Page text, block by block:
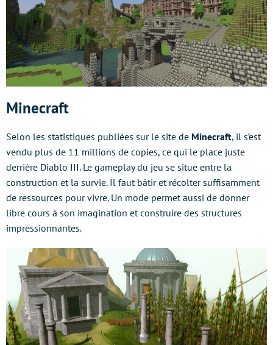
Minecraft
Selon les statistiques publiées sur le site de Minecraft, il s’est
vendu plus de 11 millions de copies, ce qui le place juste
derrière Diablo III. Le gameplay du jeu se situe entre la
construction et la survie. Il faut bâtir et récolter suffisamment
de ressources pour vivre. Un mode permet aussi de donner
libre cours à son imagination et construire des structures
impressionnantes.